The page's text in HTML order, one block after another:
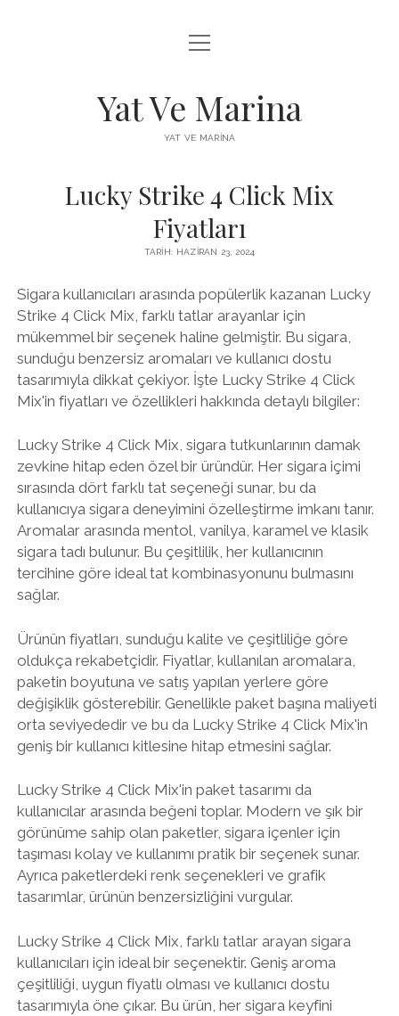
FACEBOOK BEĞENI YÜKSELTME HILESI
menüyü
aç
Yat Ve Marina
YAT VE MARINA
Lucky Strike 4 Click Mix
Fiyatları
TARIH: HAZIRAN 23, 2024
Sigara kullanıcıları arasında popülerlik kazanan Lucky
Strike 4 Click Mix, farklı tatlar arayanlar için
mükemmel bir seçenek haline gelmiştir. Bu sigara,
sunduğu benzersiz aromaları ve kullanıcı dostu
tasarımıyla dikkat çekiyor. İşte Lucky Strike 4 Click
Mix'in fiyatları ve özellikleri hakkında detaylı bilgiler:
Lucky Strike 4 Click Mix, sigara tutkunlarının damak
zevkine hitap eden özel bir üründür. Her sigara içimi
sırasında dört farklı tat seçeneği sunar, bu da
kullanıcıya sigara deneyimini özelleştirme imkanı tanır.
Aromalar arasında mentol, vanilya, karamel ve klasik
sigara tadı bulunur. Bu çeşitlilik, her kullanıcının
tercihine göre ideal tat kombinasyonunu bulmasını
sağlar.
Ürünün fiyatları, sunduğu kalite ve çeşitliliğe göre
oldukça rekabetçidir. Fiyatlar, kullanılan aromalara,
paketin boyutuna ve satış yapılan yerlere göre
değişiklik gösterebilir. Genellikle paket başına maliyeti
orta seviyededir ve bu da Lucky Strike 4 Click Mix'in
geniş bir kullanıcı kitlesine hitap etmesini sağlar.
Lucky Strike 4 Click Mix'in paket tasarımı da
kullanıcılar arasında beğeni toplar. Modern ve şık bir
görünüme sahip olan paketler, sigara içenler için
taşıması kolay ve kullanımı pratik bir seçenek sunar.
Ayrıca paketlerdeki renk seçenekleri ve grafik
tasarımlar, ürünün benzersizliğini vurgular.
Lucky Strike 4 Click Mix, farklı tatlar arayan sigara
kullanıcıları için ideal bir seçenektir. Geniş aroma
çeşitliliği, uygun fiyatlı olması ve kullanıcı dostu
tasarımıyla öne çıkar. Bu ürün, her sigara keyfini